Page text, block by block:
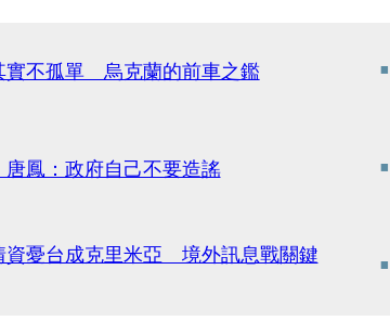
實不孤單 烏克蘭的前車之鑑
鳳：政府自己不要造謠
資憂台成克里米亞 境外訊息戰關鍵